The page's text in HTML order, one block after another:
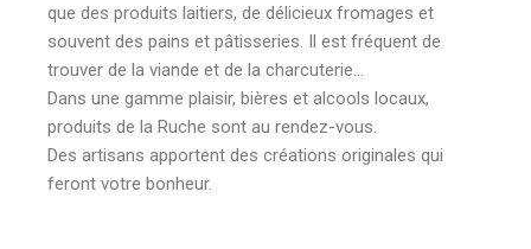
que des produits laitiers, de délicieux fromages et
souvent des pains et pâtisseries. Il est fréquent de
trouver de la viande et de la charcuterie…
Dans une gamme plaisir, bières et alcools locaux,
produits de la Ruche sont au rendez-vous.
Des artisans apportent des créations originales qui
feront votre bonheur.